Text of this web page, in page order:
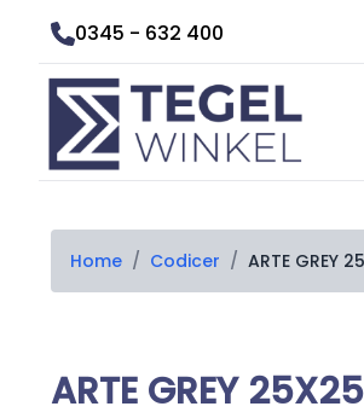
0345 - 632 400
Home / Codicer / ARTE GREY
ARTE GREY